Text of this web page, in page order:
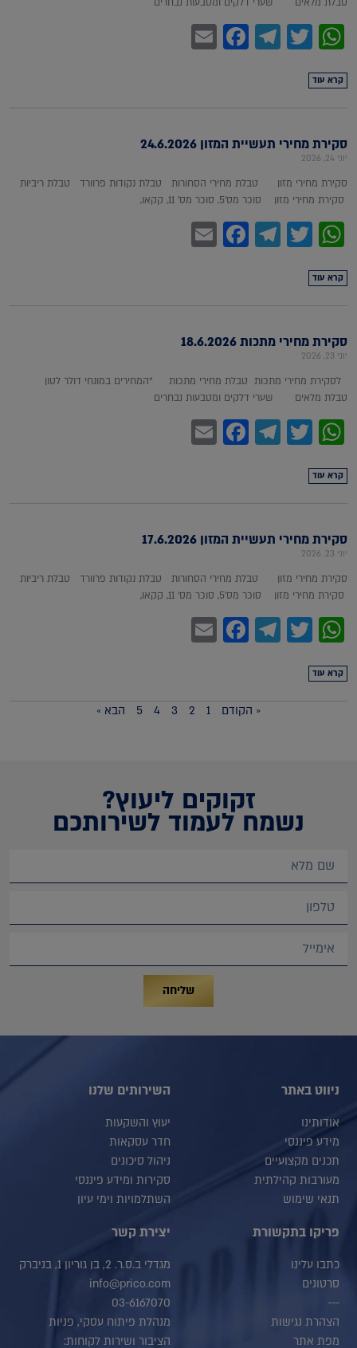
טבלת מלאים שערי דלקים ומטבעות נבחרים
WhatsApp
Twitter
Telegram
Facebook
קרא עוד
סקירת מחירי תעשיית המזון 24.6.2026
יוני 24, 2026
סקירת מחירי מזון טבלת מחירי הסחורות טבלת נקודות פרוורד טבלת ריביות
סקירת מחירי מזון סוכר מס'5, סוכר מס' 11, קקאו,
WhatsApp
Twitter
Telegram
Facebook
קרא עוד
סקירת מחירי מתכות 18.6.2026
יוני 23, 2026
לסקירת מחירי מתכות טבלת מחירי מתכות *המחירים במונחי דולר לטון
טבלת מלאים שערי דלקים ומטבעות נבחרים
WhatsApp
Twitter
Telegram
Facebook
קרא עוד
סקירת מחירי תעשיית המזון 17.6.2026
יוני 23, 2026
סקירת מחירי מזון טבלת מחירי הסחורות טבלת נקודות פרוורד טבלת ריביות
סקירת מחירי מזון סוכר מס'5, סוכר מס' 11, קקאו,
WhatsApp
Twitter
Telegram
Facebook
קרא עוד
« הקודם 1
2
3
4
5 הבא »
זקוקים ליעוץ?
נשמח לעמוד לשירותכם
שליחה
ניווט באתר
אודותינו
מידע פיננסי
תכנים מקצועיים
מעורבות קהילתית
תנאי שימוש
השירותים שלנו
יעוץ והשקעות
חדר עסקאות
ניהול סיכונים
סקירות ומידע פיננסי
השתלמויות וימי עיון
פריקו בתקשורת
כתבו עלינו
סרטונים
---
הצהרת נגישות
מפת אתר
יצירת קשר
מגדלי ב.ס.ר. 2, בן גוריון 1, בניברק
info@prico.com
03-6167070
מנהלת פיתוח עסקי, פניות
הציבור ושירות לקוחות: